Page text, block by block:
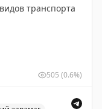
транспорта
505 (0.6%)